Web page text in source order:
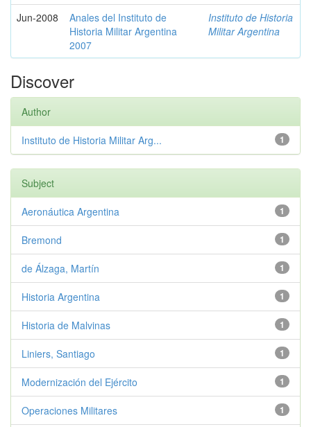
Jun-2008
Anales del Instituto de
Historia Militar Argentina
2007
Instituto de Historia
Militar Argentina
Discover
Author
1
Instituto de Historia Militar Arg...
Subject
1
Aeronáutica Argentina
1
Bremond
1
de Álzaga, Martín
1
Historia Argentina
1
Historia de Malvinas
1
Liniers, Santiago
1
Modernización del Ejército
1
Operaciones Militares